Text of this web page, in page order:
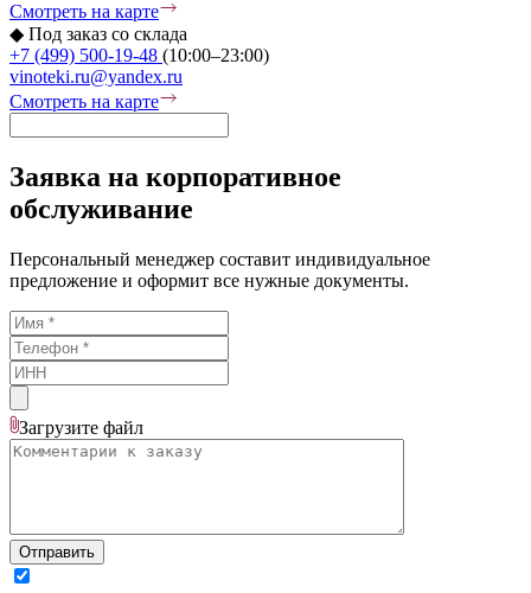
Смотреть на карте
◆ Под заказ со склада
+7 (499) 500-19-48 (10:00–23:00)
vinoteki.ru@yandex.ru
Смотреть на карте
Заявка на корпоративное
обслуживание
Персональный менеджер составит индивидуальное
предложение и оформит все нужные документы.
Загрузите файл
Отправить